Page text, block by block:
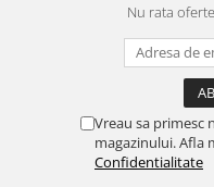
Mașină de tocat carne
Pistol pentru vopsit
Nu rata
Vreau sa primesc
magazinului. Afla
Confidentialitate